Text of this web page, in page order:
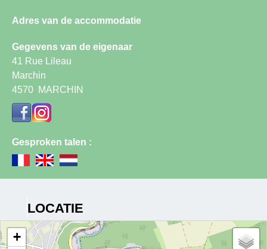
Adres van de accommodatie
Gegevens van de eigenaar
41 Rue Lileau
Marchin
4570 MARCHIN
Gesproken talen :
LOCATIE
+